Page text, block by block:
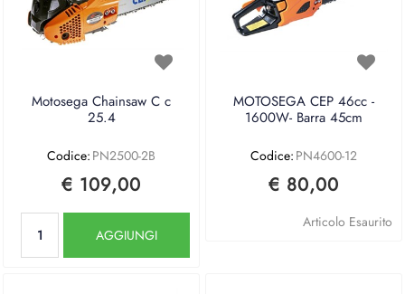
Motosega Chainsaw C c
25.4
Codice: PN2500-2B
€ 109,00
AGGIUNGI
MOTOSEGA CEP 46cc -
1600W- Barra 45cm
Codice: PN4600-12
€ 80,00
Articolo Esaurito